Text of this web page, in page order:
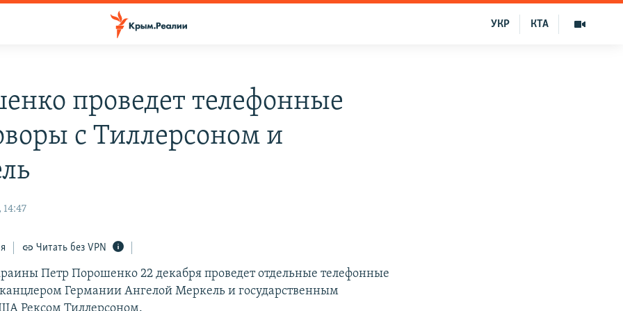
КТА
УКР
проведет телефонные
с Тиллерсоном и
14:47
Читать без VPN
Петр Порошенко 22 декабря проведет отдельные телефонные
Германии Ангелой Меркель и государственным